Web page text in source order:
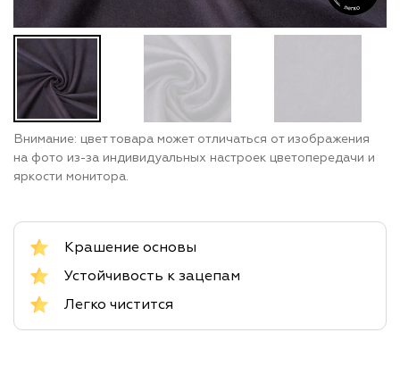
Внимание: цвет товара может отличаться от изображения
на фото из-за индивидуальных настроек цветопередачи и
яркости монитора.
Крашение основы
Устойчивость к зацепам
Легко чистится